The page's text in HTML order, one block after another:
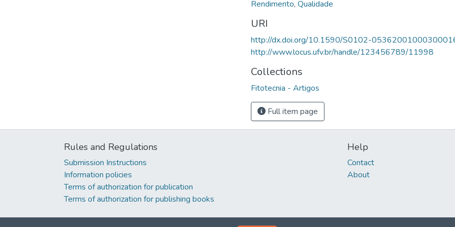
Rendimento, Qualidade
URI
http://dx.doi.org/10.1590/S0102-
http://www.locus.ufv.br/handle/123456789/11998
Collections
Fitotecnia - Artigos
Full item page
Rules and Regulations
Submission Instructions
Information policies
Terms of authorization for publication
Terms of authorization for publishing books
Help
Contact
About